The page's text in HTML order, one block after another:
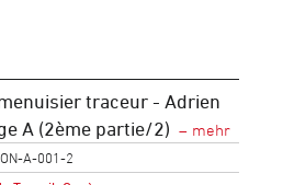
traceur - Adrien
A (2ème partie/2)
A-001-2